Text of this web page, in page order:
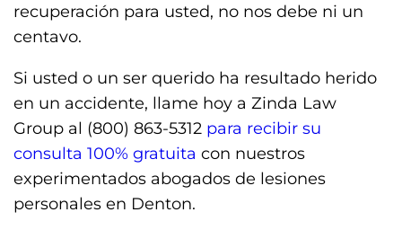
recuperación para usted, no nos debe ni un
centavo.
Si usted o un ser querido ha resultado herido
en un accidente, llame hoy a Zinda Law
Group al (800) 863-5312 para recibir su
consulta 100% gratuita con nuestros
experimentados abogados de lesiones
personales en Denton.